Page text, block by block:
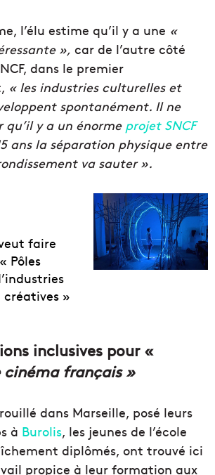
l’élu estime qu’il y a une «
», car de l’autre côté
dans le premier
« les industries culturelles et
spontanément. Il ne
y a un énorme projet SNCF
ans la séparation physique entre
va sauter ».
faire
Pôles
»
inclusives pour «
cinéma français »
dans Marseille, posé leurs
à Burolis, les jeunes de l’école
diplômés, ont trouvé ici
propice à leur formation aux